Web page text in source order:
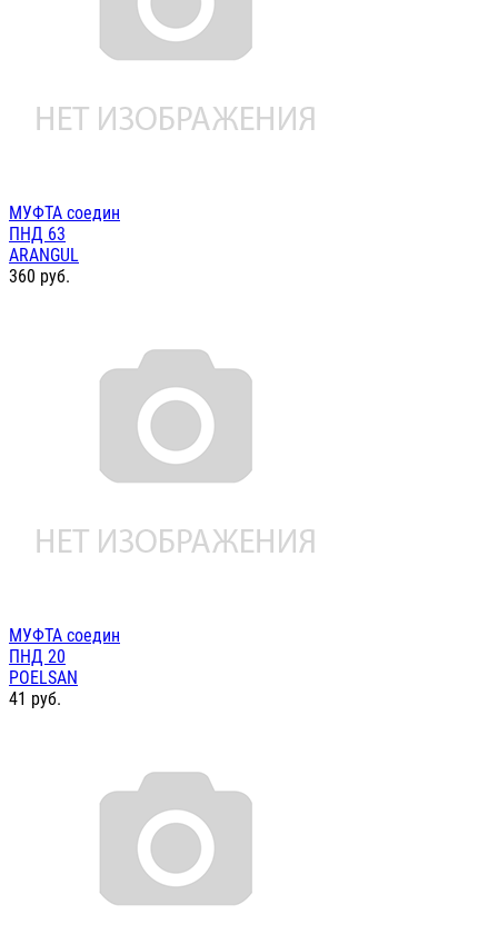
МУФТА соедин
ПНД 63
ARANGUL
360 руб.
МУФТА соедин
ПНД 20
POELSAN
41 руб.